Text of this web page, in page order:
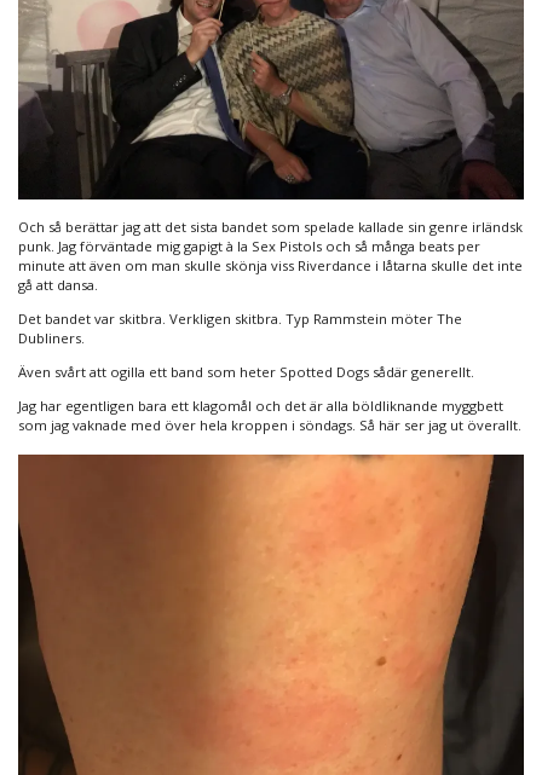
Och så berättar jag att det sista bandet som spelade kallade sin genre irländsk
punk. Jag förväntade mig gapigt à la Sex Pistols och så många beats per
minute att även om man skulle skönja viss Riverdance i låtarna skulle det inte
gå att dansa.
Det bandet var skitbra. Verkligen skitbra. Typ Rammstein möter The
Dubliners.
Även svårt att ogilla ett band som heter Spotted Dogs sådär generellt.
Jag har egentligen bara ett klagomål och det är alla böldliknande myggbett
som jag vaknade med över hela kroppen i söndags. Så här ser jag ut överallt.